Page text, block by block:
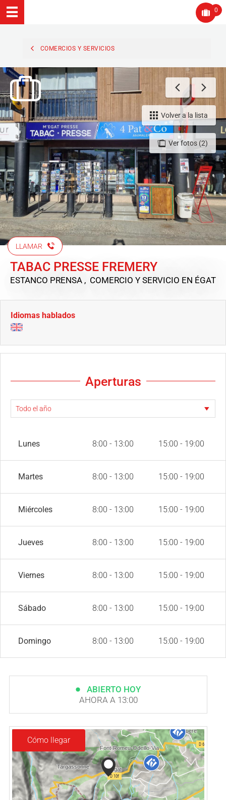
0
COMERCIOS Y SERVICIOS
Ver fotos (2)
Volver a la lista
LLAMAR
TABAC PRESSE FREMERY
ESTANCO PRENSA , COMERCIO Y SERVICIO EN ÉGAT
Idiomas hablados
Aperturas
Lunes 8:00 - 13:00 15:00 - 19:00
Martes 8:00 - 13:00 15:00 - 19:00
Miércoles 8:00 - 13:00 15:00 - 19:00
Jueves 8:00 - 13:00 15:00 - 19:00
Viernes 8:00 - 13:00 15:00 - 19:00
Sábado 8:00 - 13:00 15:00 - 19:00
Domingo 8:00 - 13:00 15:00 - 19:00
ABIERTO HOY
AHORA A 13:00
Cómo llegar